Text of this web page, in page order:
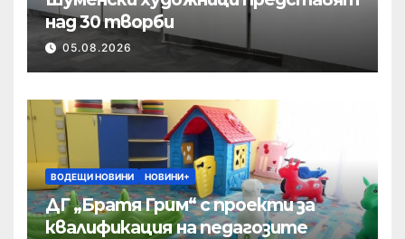
над 30 творби
05.08.2026
ВОДЕЩИ НОВИНИ НОВИНИ+
ДГ „Братя Грим“ с проекти за
квалификация на педагозите